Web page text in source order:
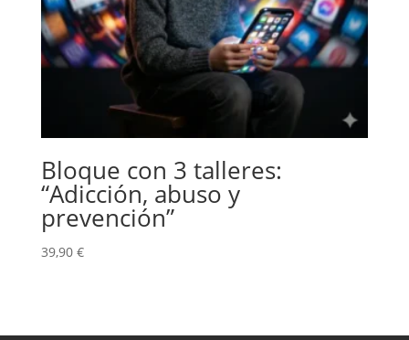
Bloque con 3 talleres:
“Adicción, abuso y
prevención”
39,90 €